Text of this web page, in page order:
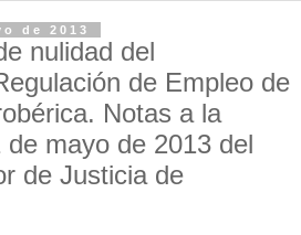
de 2013
nulidad del
de Empleo de
Notas a la
mayo de 2013 del
de Justicia de